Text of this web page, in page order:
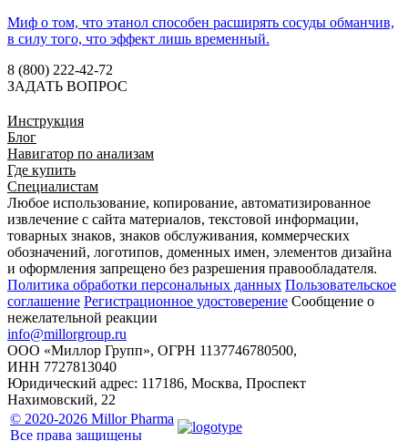
Миф о том, что этанол способен расширять сосуды обманчив,
в силу того, что эффект лишь временный.
8 (800) 222-42-72
ЗАДАТЬ ВОПРОС
Инструкция
Блог
Навигатор по анализам
Где купить
Специалистам
Любое использование, копирование, автоматизированное
извлечение с сайта материалов, текстовой информации,
товарных знаков, знаков обслуживания, коммерческих
обозначений, логотипов, доменных имен, элементов дизайна
и оформления запрещено без разрешения правообладателя.
Политика обработки персональных данных Пользовательское
соглашение Регистрационное удостоверение Сообщение о
нежелательной реакции
info@millorgroup.ru
ООО «Миллор Групп», ОГРН 1137746780500,
ИНН 7727813040
Юридический адрес: 117186, Москва, Проспект
Нахимовский, 22
© 2020-2026 Millor Pharma
Все права защищены